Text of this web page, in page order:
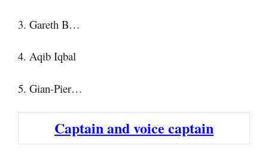
3. Gareth B…
4. Aqib Iqbal
5. Gian-Pier…
Captain and voice captain